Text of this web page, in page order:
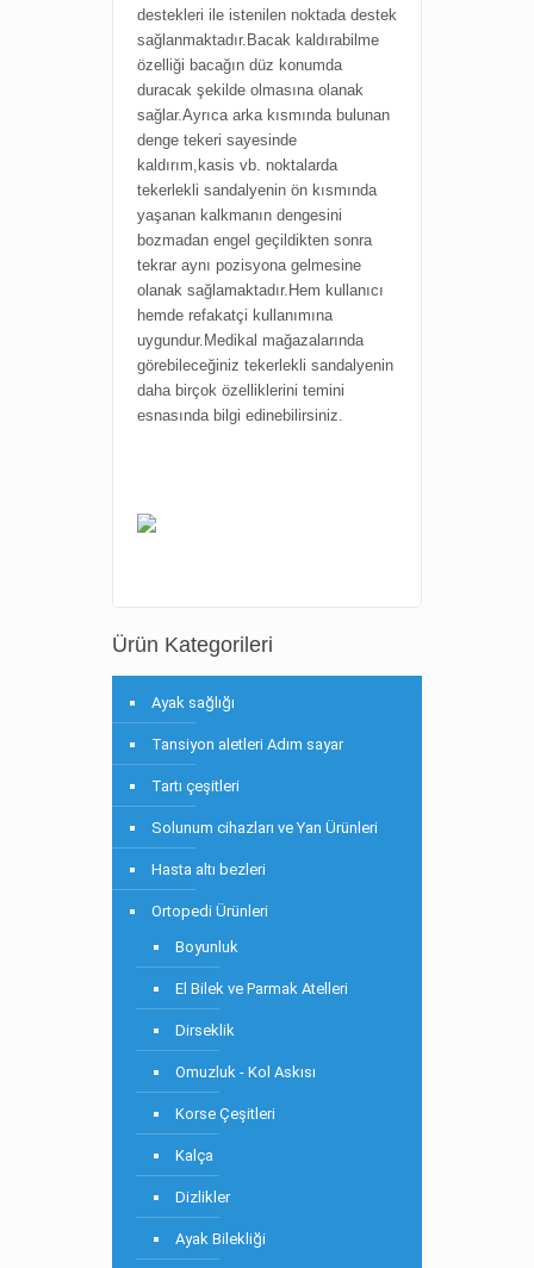
destekleri ile istenilen noktada destek
sağlanmaktadır.Bacak kaldırabilme
özelliği bacağın düz konumda
duracak şekilde olmasına olanak
sağlar.Ayrıca arka kısmında bulunan
denge tekeri sayesinde
kaldırım,kasis vb. noktalarda
tekerlekli sandalyenin ön kısmında
yaşanan kalkmanın dengesini
bozmadan engel geçildikten sonra
tekrar aynı pozisyona gelmesine
olanak sağlamaktadır.Hem kullanıcı
hemde refakatçi kullanımına
uygundur.Medikal mağazalarında
görebileceğiniz tekerlekli sandalyenin
daha birçok özelliklerini temini
esnasında bilgi edinebilirsiniz.
Ürün Kategorileri
Ayak sağlığı
Tansiyon aletleri Adım sayar
Tartı çeşitleri
Solunum cihazları ve Yan Ürünleri
Hasta altı bezleri
Ortopedi Ürünleri
Boyunluk
El Bilek ve Parmak Atelleri
Dirseklik
Omuzluk - Kol Askısı
Korse Çeşitleri
Kalça
Dizlikler
Ayak Bilekliği